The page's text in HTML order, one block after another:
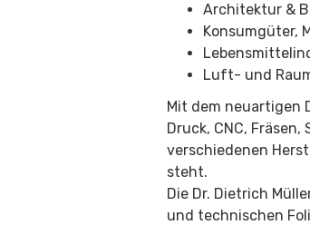
Architektur &
Konsumgüter,
Luft- und
Mit dem neuartigen
Druck, CNC,
verschiedenen
steht.
Die Dr. Dietrich
und technischen